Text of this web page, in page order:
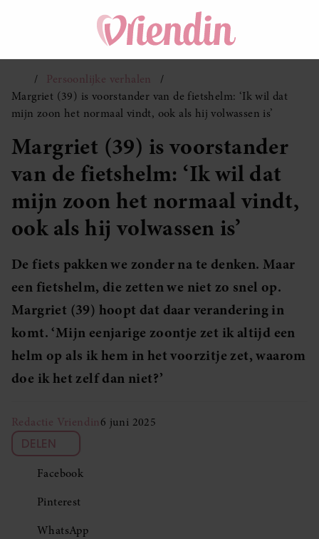
Persoonlijke verhalen
Margriet (39) is voorstander van de fietshelm: ‘Ik wil dat
mijn zoon het normaal vindt, ook als hij volwassen is’
Margriet (39) is voorstander
van de fietshelm: ‘Ik wil dat
mijn zoon het normaal vindt,
ook als hij volwassen is’
De fiets pakken we zonder na te denken. Maar
een fietshelm, die zetten we niet zo snel op.
Margriet (39) hoopt dat daar verandering in
komt. ‘Mijn eenjarige zoontje zet ik altijd een
helm op als ik hem in het voorzitje zet, waarom
doe ik het zelf dan niet?’
Redactie Vriendin6 juni 2025
DELEN
Facebook
Pinterest
WhatsApp